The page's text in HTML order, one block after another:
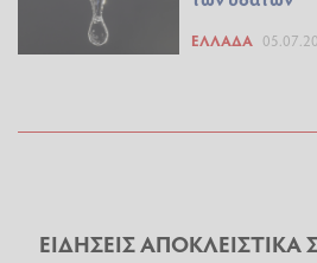
ΕΛΛΆΔΑ
ΕΙΔΗΣΕΙΣ ΑΠΟΚΛΕΙΣΤΙΚΑ